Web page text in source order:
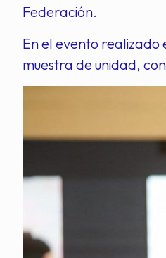
Federación.
En el evento realizado
muestra de unidad,